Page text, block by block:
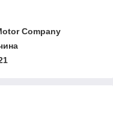
Company